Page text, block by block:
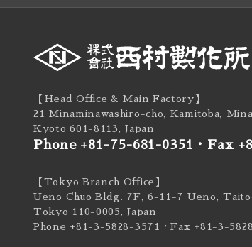
【Head Office & Main Factory】
21 Minaminawashiro-cho, Kamitoba,
Kyoto 601-8113, Japan
Phone +81-75-681-0351 ・ Fax
【Tokyo Branch Office】
Ueno Chuo Bldg. 7F, 6-11-7 Ueno,
Tokyo 110-0005, Japan
Phone +81-3-5828-3571
・Fax +81-3-